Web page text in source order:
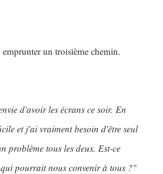
un troisième chemin.
d'avoir les écrans ce soir. En
et j'ai vraiment besoin d'être seul
problème tous les deux. Est-ce
pourrait nous convenir à tous ?"